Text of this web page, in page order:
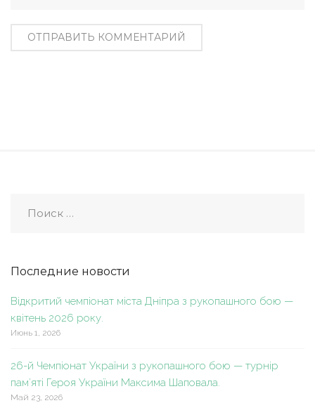
Последние новости
Відкритий чемпіонат міста Дніпра з рукопашного бою —
квітень 2026 року.
Июнь 1, 2026
26-й Чемпіонат України з рукопашного бою — турнір
пам’яті Героя України Максима Шаповала.
Май 23, 2026